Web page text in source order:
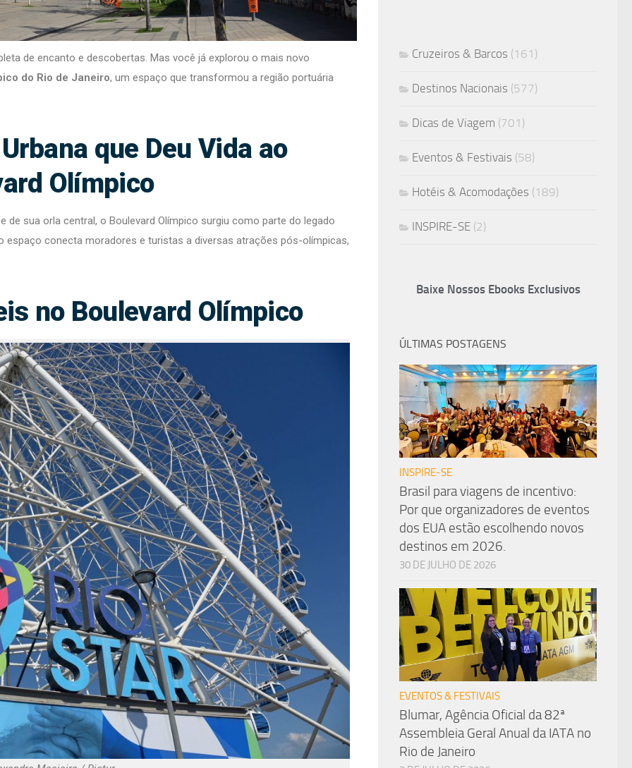
de encanto e descobertas. Mas você já explorou o mais novo
do Rio de Janeiro, um espaço que transformou a região portuária
que Deu Vida ao
Olímpico
de sua orla central, o Boulevard Olímpico surgiu como parte do legado
espaço conecta moradores e turistas a diversas atrações pós-olímpicas,
no Boulevard Olímpico
Cruzeiros & Barcos (161)
Destinos Nacionais (577)
Dicas de Viagem (701)
Eventos & Festivais (58)
Hotéis & Acomodações (189)
INSPIRE-SE (2)
Baixe Nossos Ebooks Exclusivos
ÚLTIMAS POSTAGENS
INSPIRE-SE
Brasil para viagens de incentivo:
Por que organizadores de eventos
dos EUA estão escolhendo novos
destinos em 2026.
30 DE JULHO DE 2026
EVENTOS & FESTIVAIS
Blumar, Agência Oficial da 82ª
Assembleia Geral Anual da IATA no
Rio de Janeiro